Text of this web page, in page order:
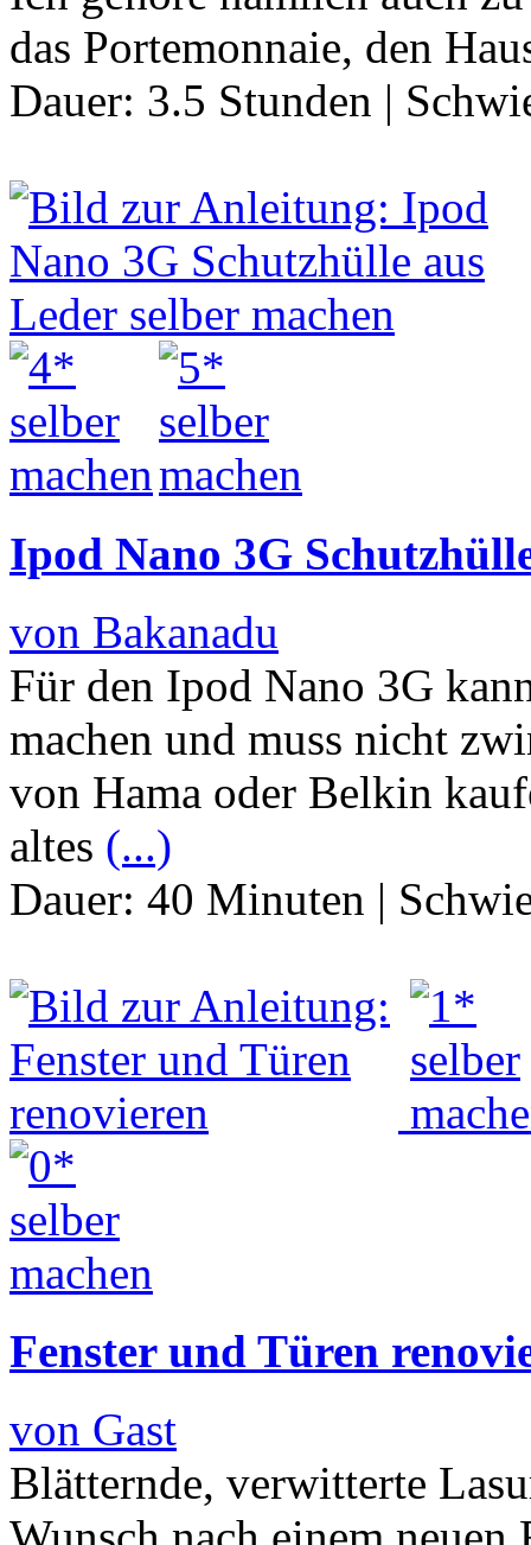
das Portemonnaie, den
Dauer: 3.5 Stunden |
Ipod Nano 3G
von Bakanadu
Für den Ipod Nano 3G
machen und muss nicht
von Hama oder Belkin
altes (...)
Dauer: 40 Minuten |
Fenster und Türen
von Gast
Blätternde, verwitterte